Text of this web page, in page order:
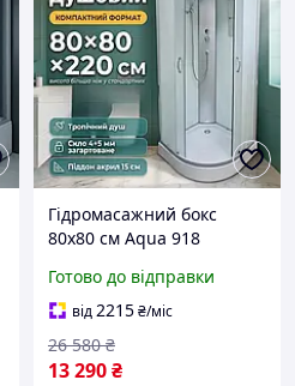
Гідромасажний бокс
80х80 см Aqua 918
біле скло сатиновий
профіль без електроніки
Готово до відправки
від2215₴/міс
13 290₴
26 580 ₴